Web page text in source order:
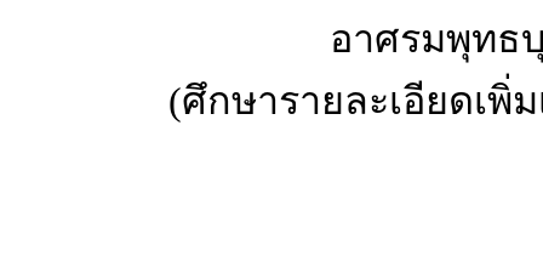
อาศรมพุทธ
(ศึกษารายละเอียดเพิ่